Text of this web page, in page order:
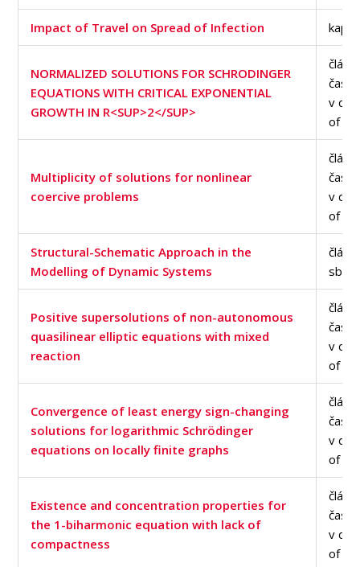
Impact of Travel on Spread of Infection
NORMALIZED SOLUTIONS FOR SCHRODINGER
EQUATIONS WITH CRITICAL EXPONENTIAL
GROWTH IN R<SUP>2</SUP>
v
of
Multiplicity of solutions for nonlinear
coercive problems
v
of
Structural-Schematic Approach in the
Modelling of Dynamic Systems
Positive supersolutions of non-autonomous
quasilinear elliptic equations with mixed
reaction
v
of
Convergence of least energy sign-changing
solutions for logarithmic Schrödinger
equations on locally finite graphs
v
of
Existence and concentration properties for
the 1-biharmonic equation with lack of
compactness
v
of